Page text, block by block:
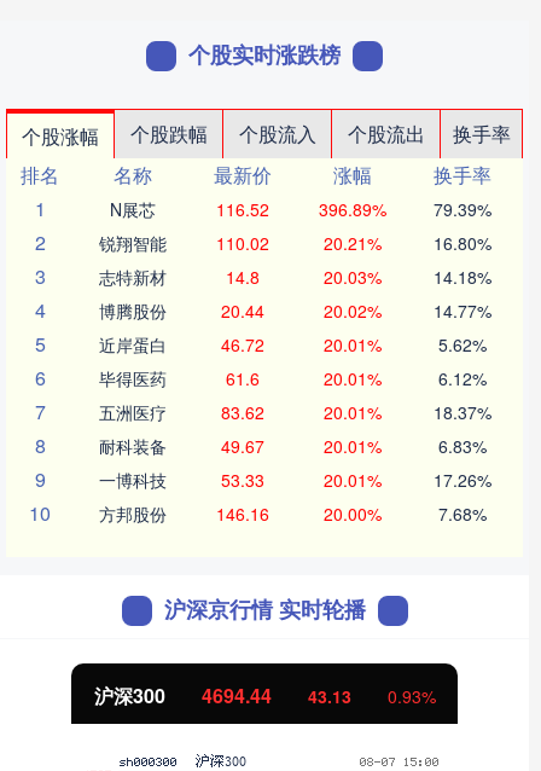
个股实时涨跌榜
个股涨幅 个股跌幅 个股流入 个股流出
换手率
排名
名称 最新价 涨幅
换手率
1
N展芯 116.52 396.89% 79.39%
2 锐翔智能 110.02 20.21% 16.80%
3 志特新材 14.8 20.03% 14.18%
4 博腾股份 20.44 20.02% 14.77%
5 近岸蛋白 46.72 20.01% 5.62%
6 毕得医药 61.6 20.01% 6.12%
7 五洲医疗 83.62 20.01% 18.37%
8 耐科装备 49.67 20.01% 6.83%
9 一博科技 53.33 20.01% 17.26%
10 方邦股份 146.16 20.00% 7.68%
沪深京行情 实时轮播
沪深300 4694.44 43.13 0.93%